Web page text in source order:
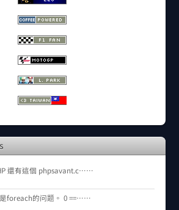
還有這個 phpsavant.c……
foreach的问题。 0 ==……